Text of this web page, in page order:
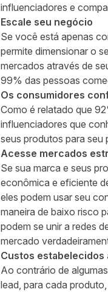
influenciadores e
Escale seu negócio
Se você está apenas
permite dimensionar o
mercados através de
99% das pessoas
Os consumidores
Como é relatado que
influenciadores que
seus produtos para seu
Acesse mercados
Se sua marca e seus
econômica e eficiente
eles podem usar seu
maneira de baixo risco
podem se unir a redes
mercado
Custos estabelecidos
Ao contrário de
lead, para cada